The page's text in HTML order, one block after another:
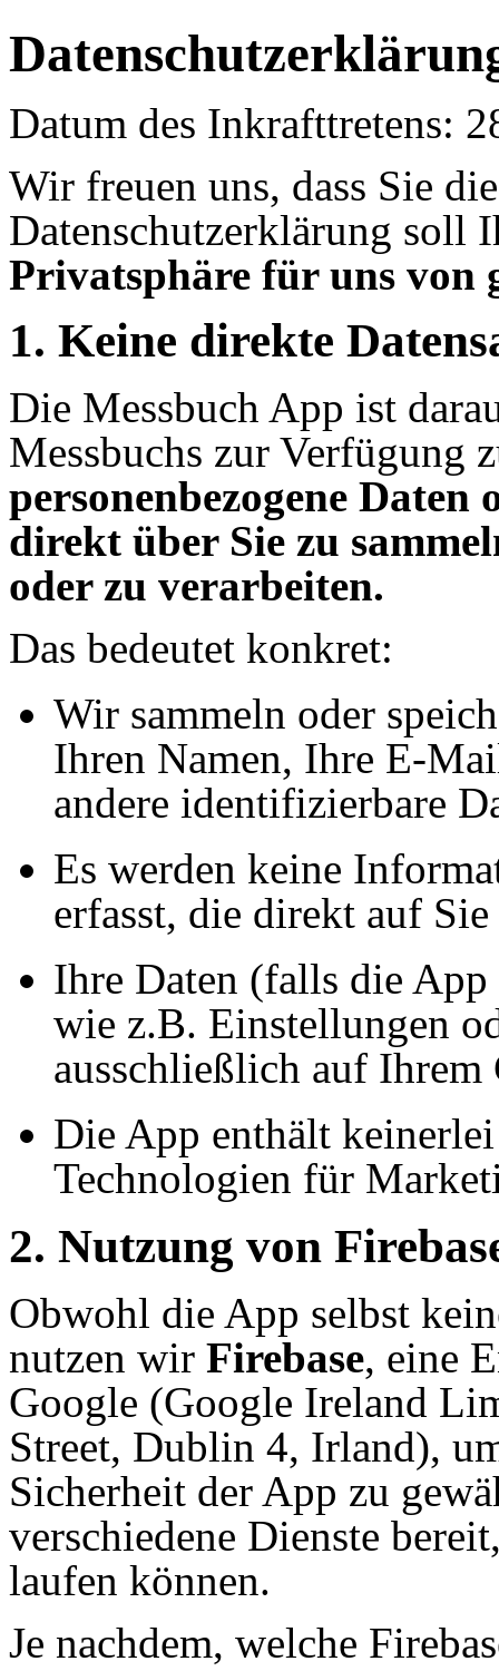
Datum des Inkrafttretens:
Wir freuen uns, dass Sie
Datenschutzerklärung soll
Privatsphäre für uns von
1. Keine direkte
Die Messbuch App ist
Messbuchs zur Verfügung
personenbezogene
direkt über Sie zu
oder zu verarbeiten.
Das bedeutet konkret:
Wir sammeln oder
Ihren Namen, Ihre E-
andere identifizierbare
Es werden keine
erfasst, die direkt auf
Ihre Daten (falls die
wie z.B. Einstellungen
ausschließlich auf Ihrem
Die App enthält
Technologien für
2. Nutzung von
Obwohl die App selbst
nutzen wir Firebase, eine
Google (Google Ireland
Street, Dublin 4, Irland),
Sicherheit der App zu
verschiedene Dienste
laufen können.
Je nachdem, welche